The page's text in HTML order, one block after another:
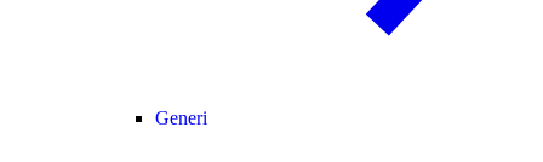
Generi